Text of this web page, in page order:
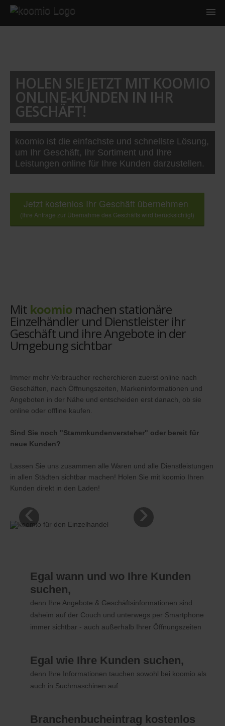
HOLEN SIE JETZT MIT KOOMIO
ONLINE-KUNDEN IN IHR
GESCHÄFT!
koomio ist die einfachste und schnellste Lösung,
um Ihr Geschäft, Ihr Sortiment und Ihre
Leistungen online für Ihre Kunden darzustellen.
Jetzt kostenlos Ihr Geschäft übernehmen
(Ihre Anfrage zur Übernahme des Geschäfts wird berücksichtigt)
Mit koomio machen stationäre
Einzelhändler und Dienstleister ihr
Geschäft und ihre Angebote in der
Umgebung sichtbar
Immer mehr Verbraucher recherchieren zuerst online nach
Geschäften, nach Öffnungszeiten, Markeninformationen und
Angeboten in der Nähe und entscheiden erst danach, ob sie
online oder offline kaufen.
Sind Sie noch "Stammkundenversteher" oder bereit für
neue Kunden?
Lassen Sie uns zusammen alle Waren und alle Dienstleistungen
in allen Städten sichtbar machen! Holen Sie mit koomio Ihren
Kunden direkt in den Laden!
‹ ›
Egal wann und wo Ihre Kunden
suchen,
denn Ihre Angebote & Geschäftsinformationen sind
daheim auf der Couch und unterwegs per Smartphone
immer sichtbar - auch außerhalb Ihrer Öffnungszeiten
Egal wie Ihre Kunden suchen,
denn Ihre Informationen tauchen sowohl bei koomio als
auch in Suchmaschinen auf
Branchenbucheintrag kostenlos